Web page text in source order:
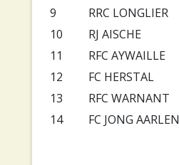
9
RRC LONGLIER
10
RJ AISCHE
11
RFC AYWAILLE
12
FC HERSTAL
13
RFC WARNANT
14
FC JONG AARLEN